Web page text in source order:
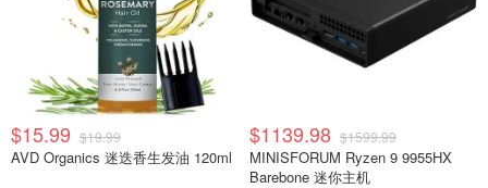
$15.99 $19.99
AVD Organics 迷迭香生发油 120ml
$1139.98 $1599.99
MINISFORUM Ryzen 9 9955HX
Barebone 迷你主机